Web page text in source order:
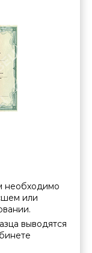
корпоративными
цена,
необходимо
или
выводятся